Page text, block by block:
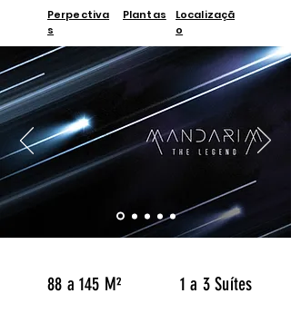
Perpectiva
s
Plantas
Localizaçã
o
88 a 145 M²
1 a 3 Suítes